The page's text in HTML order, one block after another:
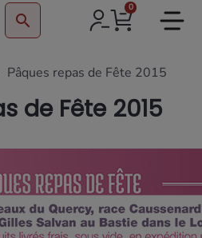
search
0
Pâques repas de Fête 2015
de Fête 2015